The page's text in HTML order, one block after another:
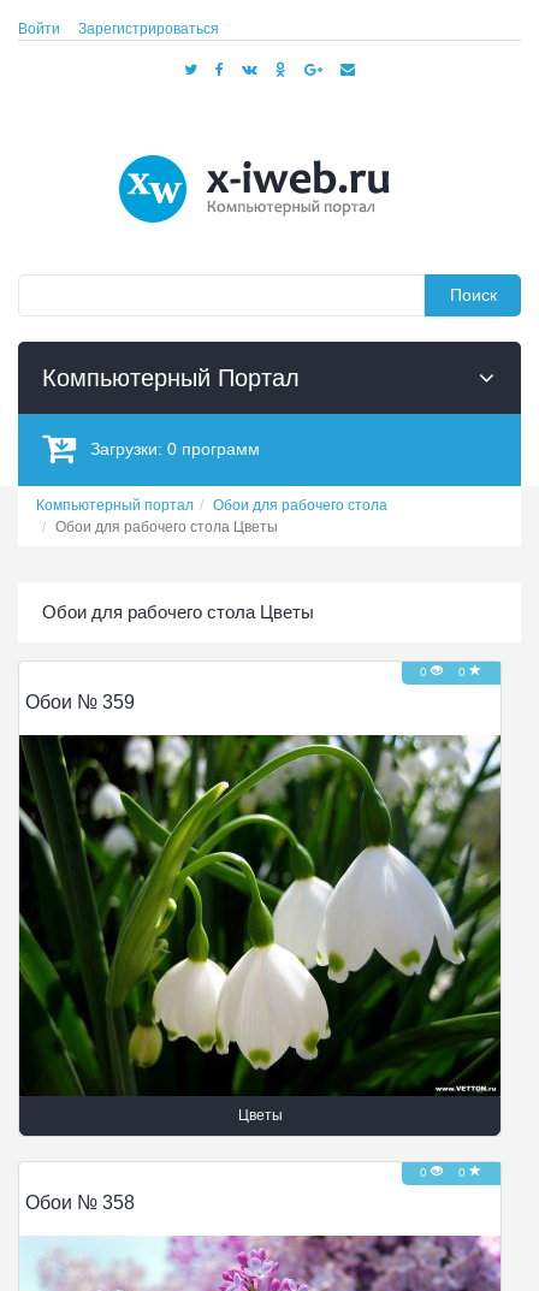
Войти Зарегистрироваться
Поиск
Компьютерный Портал
Загрузки: 0 программ
Компьютерный портал
Обои для рабочего стола
Обои для рабочего стола Цветы
Обои для рабочего стола Цветы
Обои № 359
0 0
Цветы
Обои № 358
0 0